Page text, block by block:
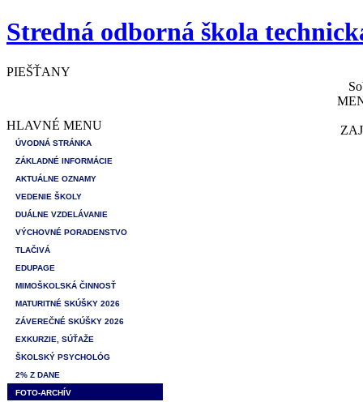
Stredná odborná škola
PIEŠŤANY
HLAVNÉ MENU
ÚVODNÁ STRÁNKA
ZÁKLADNÉ INFORMÁCIE
AKTUÁLNE OZNAMY
VEDENIE ŠKOLY
DUÁLNE VZDELÁVANIE
VÝCHOVNÉ PORADENSTVO
TLAČIVÁ
EDUPAGE
MIMOŠKOLSKÁ ČINNOSŤ
MATURITNÉ SKÚŠKY 2026
ZÁVEREČNÉ SKÚŠKY 2026
EXKURZIE, SÚŤAŽE
ŠKOLSKÝ PSYCHOLÓG
2% Z DANE
FOTO-ARCHÍV